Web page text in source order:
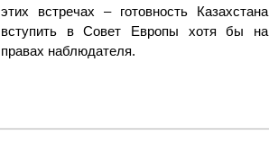
этих встречах – готовность Казахстана
вступить в Совет Европы хотя бы на
правах наблюдателя.